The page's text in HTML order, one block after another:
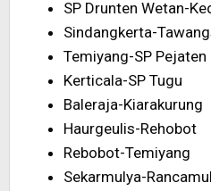
SP Drunten Wetan-
Sindangkerta-
Temiyang-SP Pejaten
Kerticala-SP Tugu
Baleraja-Kiarakurung
Haurgeulis-Rehobot
Rebobot-Temiyang
Sekarmulya-